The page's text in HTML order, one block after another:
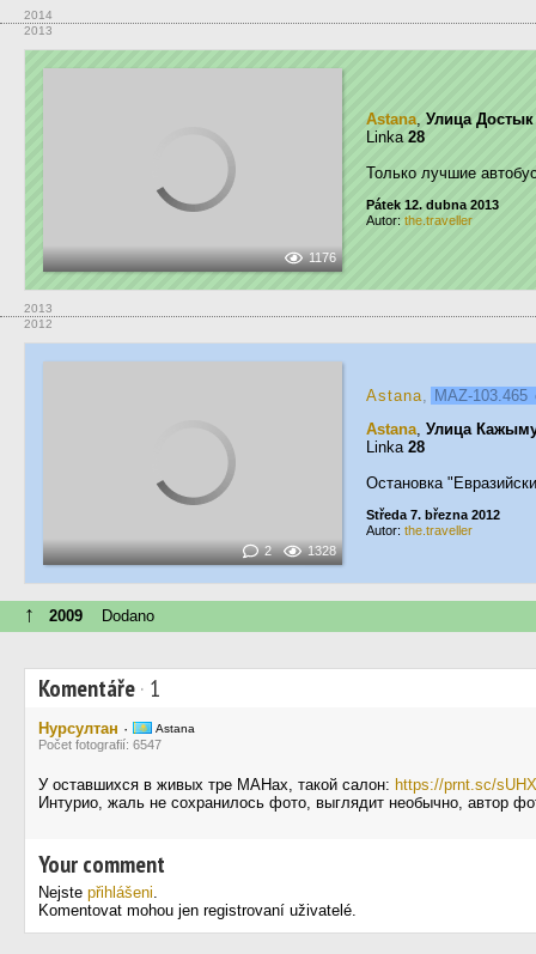
2014
2013
1176
Astana, Улица Достык
Linka 28
Только лучшие
Pátek 12. dubna 2013
Autor: the.traveller
2013
2012
2 1328
Astana, MAZ-103.465
Astana, Улица
Linka 28
Остановка
Středa 7. března 2012
Autor: the.traveller
↑ 2009 Dodano
Komentáře· 1
Нурсултан · Astana
Počet fotografií: 6547
У оставшихся в живых тре МАНах, такой салон: https://prnt.sc/
Интурио, жаль не сохранилось фото, выглядит необычно, автор
Your comment
Nejste přihlášeni.
Komentovat mohou jen registrovaní uživatelé.